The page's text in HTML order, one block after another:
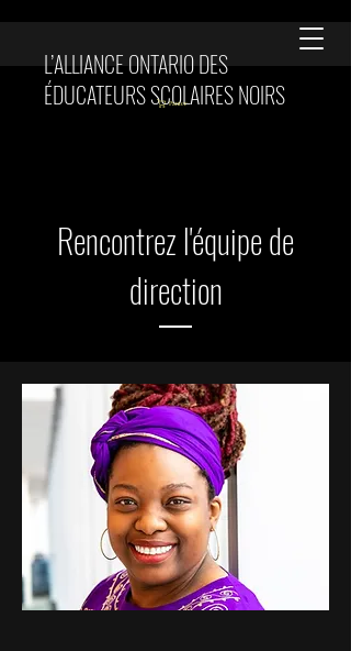
L’ALLIANCE ONTARIO DES
ÉDUCATEURS SCOLAIRES NOIRS
Panier
Rencontrez l'équipe de
direction